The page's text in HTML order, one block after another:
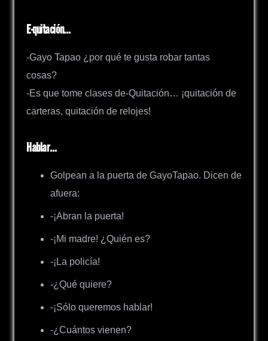
E-quitación…
-Gayo Tapao ¿por qué te gusta robar tantas
cosas?
-Es que tome clases de-Quitación… ¡quitación de
carteras, quitación de relojes!
Hablar…
Golpean a la puerta de GayoTapao. Dicen de
afuera:
-¡Abran la puerta!
-¡Mi madre! ¿Quién es?
-¡La policía!
-¿Qué quiere?
-¡Sólo queremos hablar!
-¿Cuántos vienen?